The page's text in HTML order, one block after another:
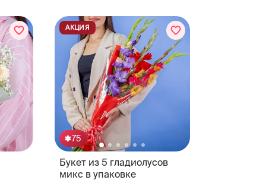
75
Букет из 5 гладиолусов
микс в упаковке
АКЦИЯ